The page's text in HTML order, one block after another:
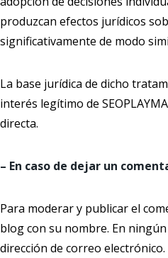
produzcan efectos jurídicos
significativamente de modo
La base jurídica de dicho
interés legítimo de
directa.
– En caso de dejar un
Para moderar y publicar el
blog con su nombre. En
dirección de correo electrónico.